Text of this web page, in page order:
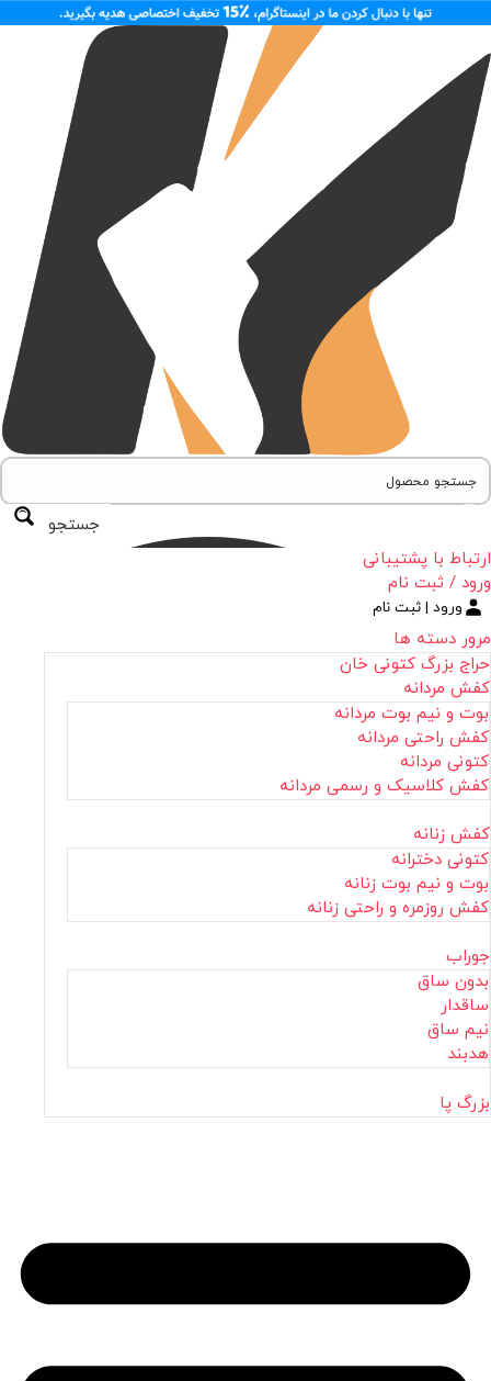
جستجو
ارتباط با پشتیبانی
ورود / ثبت نام
ورود | ثبت نام
مرور دسته ها
حراج بزرگ کتونی خان
کفش مردانه
بوت و نیم بوت مردانه
کفش راحتی مردانه
کتونی مردانه
کفش کلاسیک و رسمی مردانه
کفش زنانه
کتونی دخترانه
بوت و نیم بوت زنانه
کفش روزمره و راحتی زنانه
جوراب
بدون ساق
ساقدار
نیم ساق
هدبند
بزرگ پا